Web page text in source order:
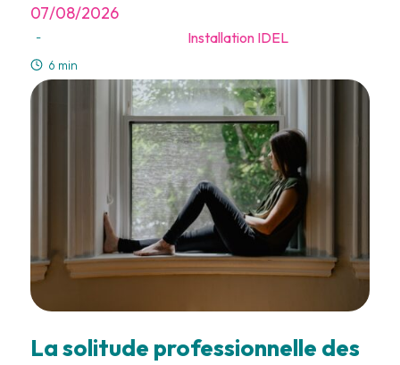
07/08/2026
- Installation IDEL
6 min
La solitude professionnelle des